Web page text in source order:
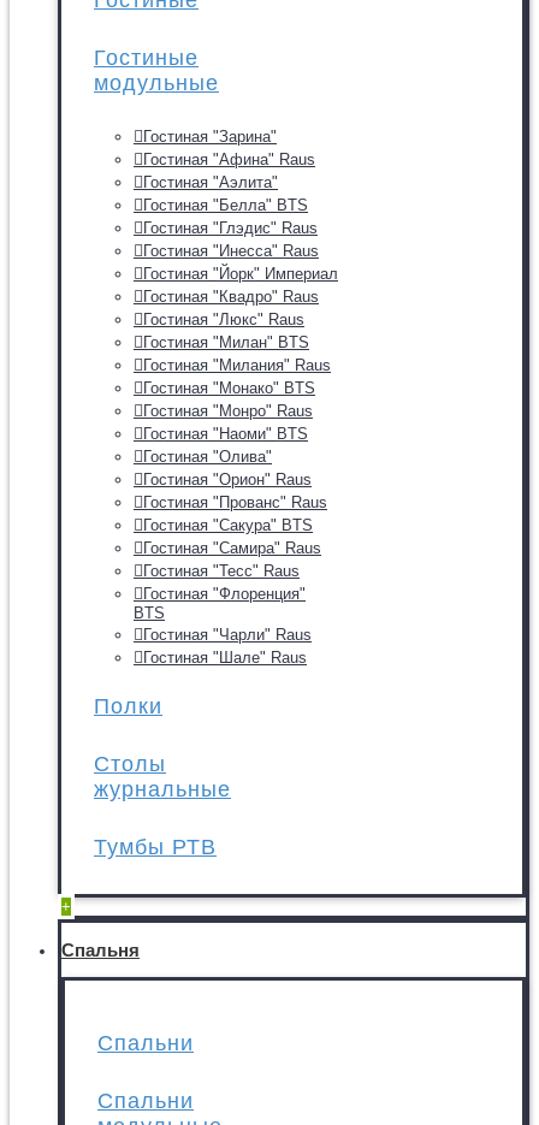
Гостиные
модульные
Гостиная "Зарина"
Гостиная "Афина" Raus
Гостиная "Аэлита"
Гостиная "Белла" BTS
Гостиная "Глэдис" Raus
Гостиная "Инесса" Raus
Гостиная "Йорк" Империал
Гостиная "Квадро" Raus
Гостиная "Люкс" Raus
Гостиная "Милан" BTS
Гостиная "Милания" Raus
Гостиная "Монако" BTS
Гостиная "Монро" Raus
Гостиная "Наоми" BTS
Гостиная "Олива"
Гостиная "Орион" Raus
Гостиная "Прованс" Raus
Гостиная "Сакура" BTS
Гостиная "Самира" Raus
Гостиная "Тесс" Raus
Гостиная "Флоренция"
BTS
Гостиная "Чарли" Raus
Гостиная "Шале" Raus
Полки
Столы
журнальные
Тумбы РТВ
+
Спальня
Спальни
Спальни